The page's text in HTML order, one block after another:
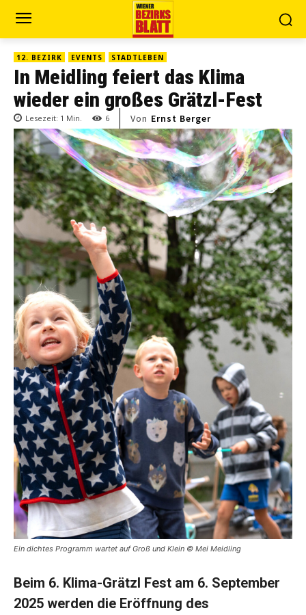
12. BEZIRK EVENTS STADTLEBEN
In Meidling feiert das Klima
wieder ein großes Grätzl-Fest
Lesezeit: 1 Min. 6 Von Ernst Berger
Ein dichtes Programm wartet auf Groß und Klein © Mei Meidling
Beim 6. Klima-Grätzl Fest am 6. September
2025 werden die Eröffnung des